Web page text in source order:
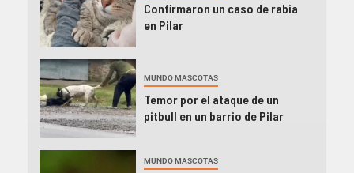
Confirmaron un caso de rabia
en Pilar
MUNDO MASCOTAS
Temor por el ataque de un
pitbull en un barrio de Pilar
MUNDO MASCOTAS